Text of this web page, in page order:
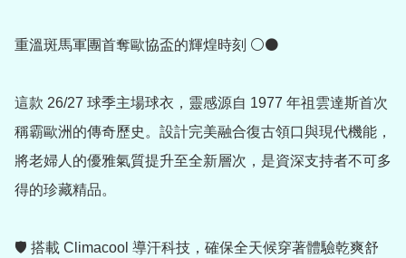
重溫斑馬軍團首奪歐協盃的輝煌時刻 ⚪⚫
這款 26/27 球季主場球衣，靈感源自 1977 年祖雲達斯首次
稱霸歐洲的傳奇歷史。設計完美融合復古領口與現代機能，
將老婦人的優雅氣質提升至全新層次，是資深支持者不可多
得的珍藏精品。
🛡️ 搭載 Climacool 導汗科技，確保全天候穿著體驗乾爽舒